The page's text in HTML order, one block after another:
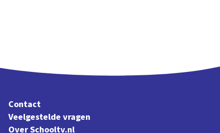
Contact
Veelgestelde vragen
Over Schooltv.nl